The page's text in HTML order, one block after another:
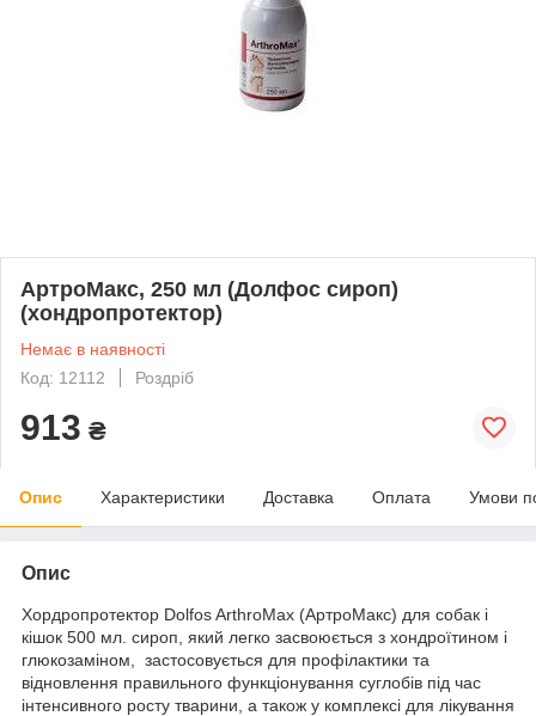
АртроМакс, 250 мл (Долфос сироп)
(хондропротектор)
Немає в наявності
Код: 12112
Роздріб
913 ₴
Опис Характеристики Доставка Оплата Умови
Опис
Хордропротектор Dolfos ArthroMax (АртроМакс) для собак і
кішок 500 мл. сироп, який легко засвоюється з хондроїтином і
глюкозаміном, застосовується для профілактики та
відновлення правильного функціонування суглобів під час
інтенсивного росту тварини, а також у комплексі для лікування